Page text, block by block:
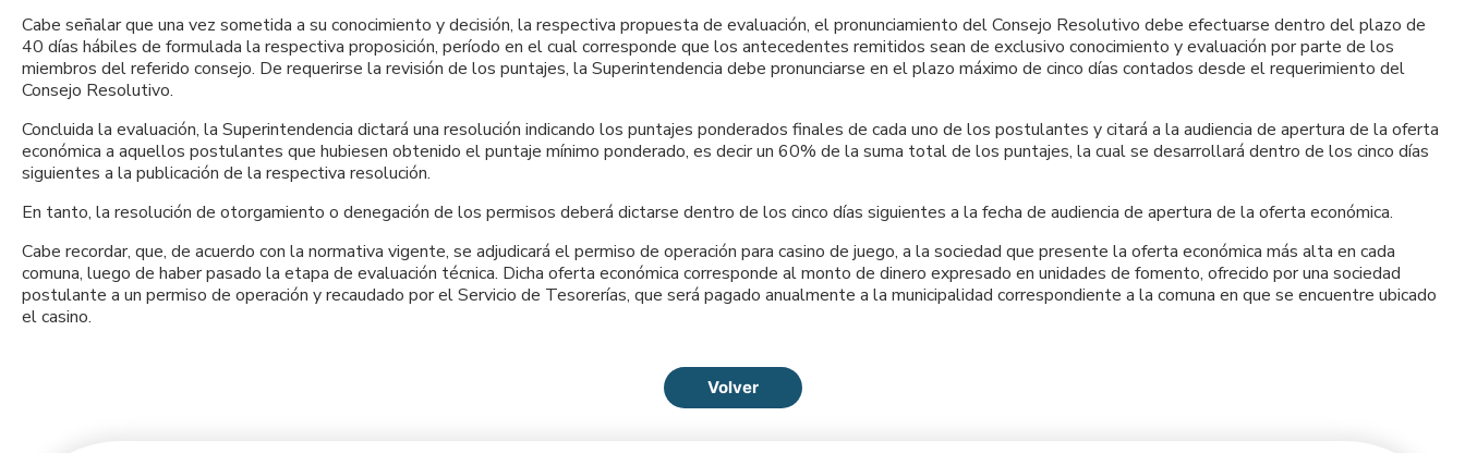
Cabe señalar que una vez sometida a su conocimiento y decisión, la respectiva propuesta de evaluación, el pronunciamiento del Consejo Resolutivo debe efectuarse dentro del plazo de
40 días hábiles de formulada la respectiva proposición, período en el cual corresponde que los antecedentes remitidos sean de exclusivo conocimiento y evaluación por parte de los
miembros del referido consejo. De requerirse la revisión de los puntajes, la Superintendencia debe pronunciarse en el plazo máximo de cinco días contados desde el requerimiento del
Consejo Resolutivo.
Concluida la evaluación, la Superintendencia dictará una resolución indicando los puntajes ponderados finales de cada uno de los postulantes y citará a la audiencia de apertura de la oferta
económica a aquellos postulantes que hubiesen obtenido el puntaje mínimo ponderado, es decir un 60% de la suma total de los puntajes, la cual se desarrollará dentro de los cinco días
siguientes a la publicación de la respectiva resolución.
En tanto, la resolución de otorgamiento o denegación de los permisos deberá dictarse dentro de los cinco días siguientes a la fecha de audiencia de apertura de la oferta económica.
Cabe recordar, que, de acuerdo con la normativa vigente, se adjudicará el permiso de operación para casino de juego, a la sociedad que presente la oferta económica más alta en cada
comuna, luego de haber pasado la etapa de evaluación técnica. Dicha oferta económica corresponde al monto de dinero expresado en unidades de fomento, ofrecido por una sociedad
postulante a un permiso de operación y recaudado por el Servicio de Tesorerías, que será pagado anualmente a la municipalidad correspondiente a la comuna en que se encuentre ubicado
el casino.
Volver